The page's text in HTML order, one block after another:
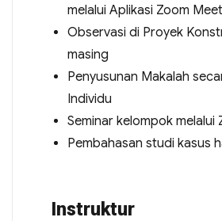
melalui Aplikasi Zoom
Observasi di Proyek
masing
Penyusunan Makalah
Individu
Seminar kelompok melalui
Pembahasan studi kasus
Instruktur